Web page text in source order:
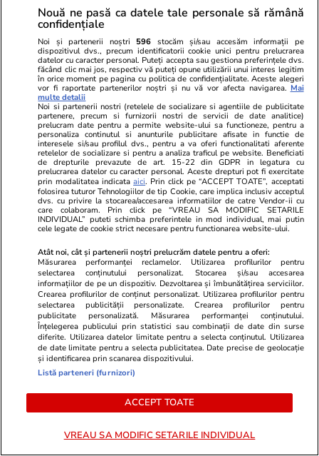
baie, după ce a slăbit 25 de kilograme. Regula
pe care o respectă în fiecare dimineață
Citește mai multe
TRENDING
Bani și Afaceri 08:19
Radu Miruță spune că proiectul mare care
putea salva Dunărea e blocat într-un sertar de
la Ministerul Transporturilor
Știri Locale 07:25
Întreruperi de curent în București, Ilfov și
Giurgiu în perioada 3-9 august 2026. Lista
străzilor afectate
Horoscop
vești contradictorii din cercul de prieteni,
Nouă ne pasă ca datele tale personale să rămână
confidențiale
Noi și partenerii noștri 596 stocăm și/sau accesăm informații pe
dispozitivul dvs., precum identificatorii cookie unici pentru prelucrarea
datelor cu caracter personal. Puteți accepta sau gestiona preferințele dvs.
făcând clic mai jos, respectiv vă puteți opune utilizării unui interes legitim
în orice moment pe pagina cu politica de confidențialitate. Aceste alegeri
vor fi raportate partenerilor noștri și nu vă vor afecta navigarea. Mai
multe detalii
Noi si partenerii nostri (retelele de socializare si agentiile de publicitate
partenere, precum si furnizorii nostri de servicii de date analitice)
prelucram date pentru a permite website-ului sa functioneze, pentru a
personaliza continutul si anunturile publicitare afisate in functie de
interesele si/sau profilul dvs., pentru a va oferi functionalitati aferente
retelelor de socializare si pentru a analiza traficul pe website. Beneficiati
de drepturile prevazute de art. 15-22 din GDPR in legatura cu
prelucrarea datelor cu caracter personal. Aceste drepturi pot fi exercitate
prin modalitatea indicataaici. Prin click pe “ACCEPT TOATE”, acceptati
folosirea tuturor Tehnologiilor de tip Cookie, care implica inclusiv acceptul
dvs. cu privire la stocarea/accesarea informatiilor de catre Vendor-ii cu
care colaboram. Prin click pe “VREAU SA MODIFIC SETARILE
INDIVIDUAL” puteti schimba preferintele in mod individual, mai putin
cele legate de cookie strict necesare pentru functionarea website-ului.
Atât noi, cât și partenerii noștri prelucrăm datele pentru a oferi:
Măsurarea performanței reclamelor. Utilizarea profilurilor pentru
selectarea conținutului personalizat. Stocarea și/sau accesarea
informațiilor de pe un dispozitiv. Dezvoltarea și îmbunătățirea serviciilor.
Crearea profilurilor de conținut personalizat. Utilizarea profilurilor pentru
selectarea publicității personalizate. Crearea profilurilor pentru
publicitate personalizată. Măsurarea performanței conținutului.
Înțelegerea publicului prin statistici sau combinații de date din surse
diferite. Utilizarea datelor limitate pentru a selecta conținutul. Utilizarea
de date limitate pentru a selecta publicitatea. Date precise de geolocație
și identificarea prin scanarea dispozitivului.
Listă parteneri (furnizori)
ACCEPT TOATE
VREAU SA MODIFIC SETARILE INDIVIDUAL